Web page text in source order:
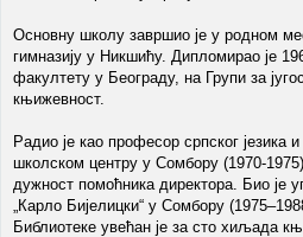
Основну школу завршио je у родном
гимназију у Никшићу. Дипломирао је
факултету у Београду, на Групи за
књижевност.
Радио је као професор српског језика
школском центру у Сомбору (1970-
дужност помоћника директора. Био је
„Карло Бијелицки“ у Сомбору
Библиотеке увећан је за сто хиљада